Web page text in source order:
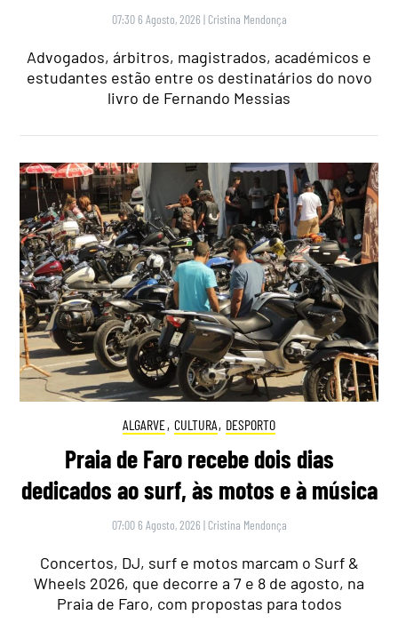
07:30 6 Agosto, 2026 | Cristina Mendonça
Advogados, árbitros, magistrados, académicos e
estudantes estão entre os destinatários do novo
livro de Fernando Messias
ALGARVE, CULTURA, DESPORTO
Praia de Faro recebe dois dias
dedicados ao surf, às motos e à música
07:00 6 Agosto, 2026 | Cristina Mendonça
Concertos, DJ, surf e motos marcam o Surf &
Wheels 2026, que decorre a 7 e 8 de agosto, na
Praia de Faro, com propostas para todos